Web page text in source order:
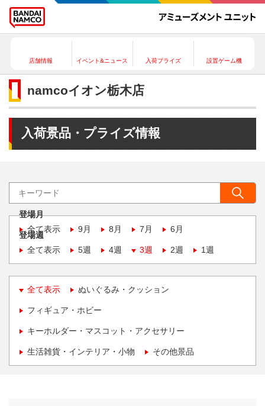
店舗情報 イベント&ニュース 入荷プライズ 設置ゲーム機
namcoイオン栃木店
入荷景品・プライズ情報
登場月
全て表示
9月 8月 7月 6月
登場週
全て表示
5週 4週 3週 2週 1週
全て表示 ぬいぐるみ・クッション
フィギュア・ホビー
キーホルダー・マスコット・アクセサリー
生活雑貨・インテリア・小物 その他景品